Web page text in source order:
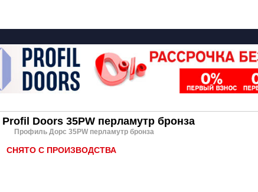
Profil Doors 35PW перламутр бронза
Профиль Дорс 35PW перламутр бронза
СНЯТО С ПРОИЗВОДСТВА